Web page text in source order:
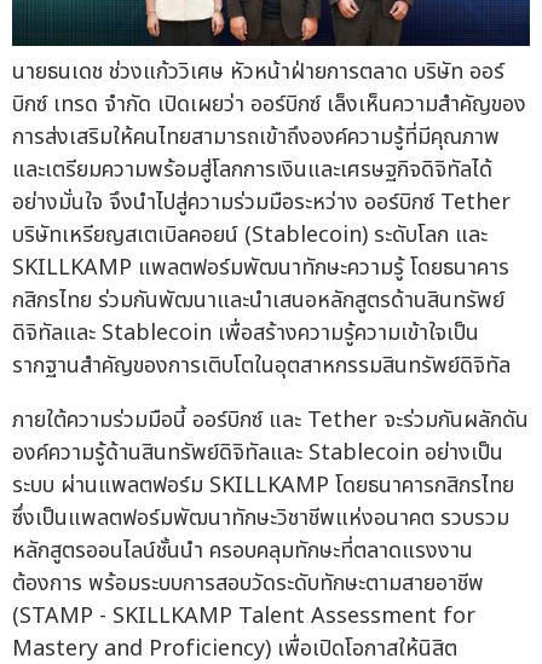
นายธนเดช ช่วงแก้ววิเศษ หัวหน้าฝ่ายการตลาด บริษัท ออร์
บิกซ์ เทรด จำกัด เปิดเผยว่า ออร์บิกซ์ เล็งเห็นความสำคัญของ
การส่งเสริมให้คนไทยสามารถเข้าถึงองค์ความรู้ที่มีคุณภาพ
และเตรียมความพร้อมสู่โลกการเงินและเศรษฐกิจดิจิทัลได้
อย่างมั่นใจ จึงนำไปสู่ความร่วมมือระหว่าง ออร์บิกซ์ Tether
บริษัทเหรียญสเตเบิลคอยน์ (Stablecoin) ระดับโลก และ
SKILLKAMP แพลตฟอร์มพัฒนาทักษะความรู้ โดยธนาคาร
กสิกรไทย ร่วมกันพัฒนาและนำเสนอหลักสูตรด้านสินทรัพย์
ดิจิทัลและ Stablecoin เพื่อสร้างความรู้ความเข้าใจเป็น
รากฐานสำคัญของการเติบโตในอุตสาหกรรมสินทรัพย์ดิจิทัล
ภายใต้ความร่วมมือนี้ ออร์บิกซ์ และ Tether จะร่วมกันผลักดัน
องค์ความรู้ด้านสินทรัพย์ดิจิทัลและ Stablecoin อย่างเป็น
ระบบ ผ่านแพลตฟอร์ม SKILLKAMP โดยธนาคารกสิกรไทย
ซึ่งเป็นแพลตฟอร์มพัฒนาทักษะวิชาชีพแห่งอนาคต รวบรวม
หลักสูตรออนไลน์ชั้นนำ ครอบคลุมทักษะที่ตลาดแรงงาน
ต้องการ พร้อมระบบการสอบวัดระดับทักษะตามสายอาชีพ
(STAMP - SKILLKAMP Talent Assessment for
Mastery and Proficiency) เพื่อเปิดโอกาสให้นิสิต